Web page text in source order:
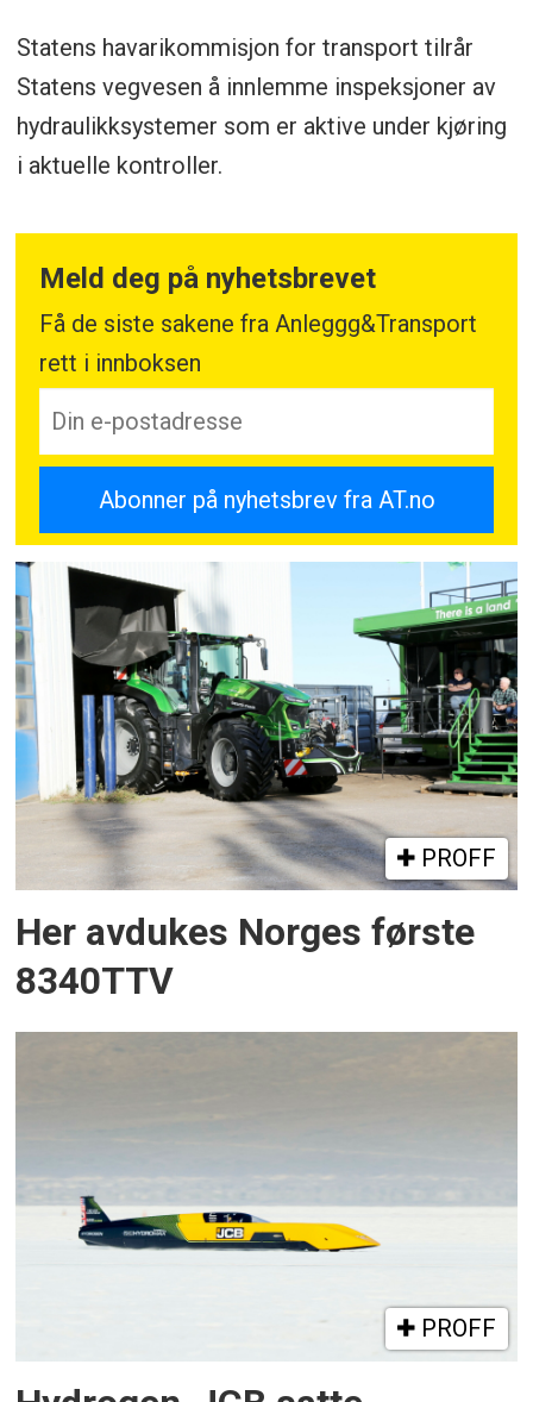
Statens havarikommisjon for transport tilrår
Statens vegvesen å innlemme inspeksjoner av
hydraulikksystemer som er aktive under kjøring
i aktuelle kontroller.
Meld deg på nyhetsbrevet
Få de siste sakene fra Anleggg&Transport
rett i innboksen
PROFF
Her avdukes Norges første
8340TTV
PROFF